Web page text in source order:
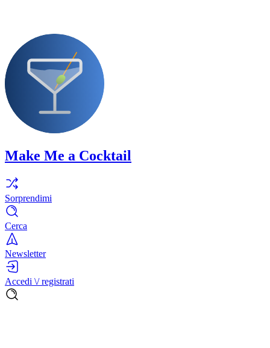
Make Me a Cocktail
Sorprendimi
Cerca
Newsletter
Accedi \/ registrati